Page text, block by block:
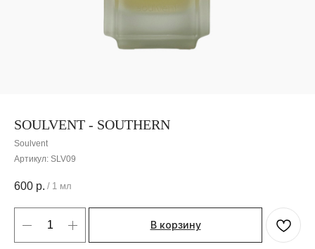
SOULVENT - SOUTHERN
Soulvent
Артикул: SLV09
600 р. / 1 мл
В корзину